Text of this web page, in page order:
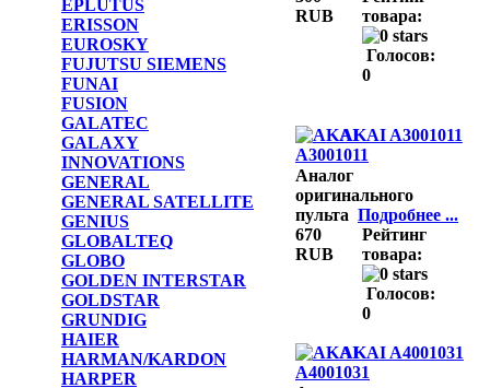
EPLUTUS
ERISSON
EUROSKY
FUJUTSU SIEMENS
FUNAI
FUSION
GALATEC
GALAXY
INNOVATIONS
GENERAL
GENERAL SATELLITE
GENIUS
GLOBALTEQ
GLOBO
GOLDEN INTERSTAR
GOLDSTAR
GRUNDIG
HAIER
HARMAN/KARDON
HARPER
RUB
товара:
Голосов:
0
AKAI A3001011
Аналог
оригинального
пульта Подробнее ...
670
RUB
Рейтинг
товара:
Голосов:
0
AKAI A4001031